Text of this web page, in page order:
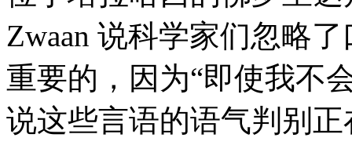
Zwaan 说科学家们忽略
重要的，因为“即使我不
说这些言语的语气判别